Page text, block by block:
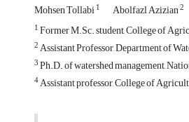
Mohsen Tollabi1 Abolfazl Azizian2
1Former M.Sc. student, College of
2Assistant Professor, Department of
3Ph.D. of watershed management,
4Assistant professor, College of